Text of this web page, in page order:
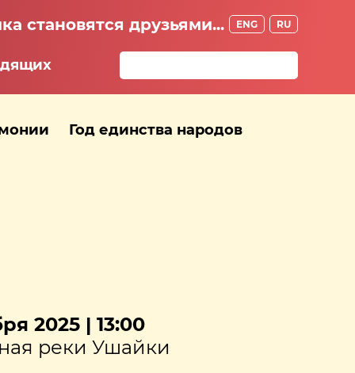
становятся друзьями... ENG RU
Год единства народов
2025 | 13:00
реки Ушайки